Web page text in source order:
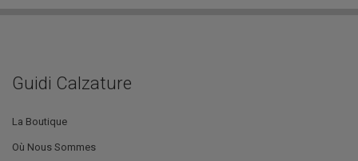
Guidi Calzature
La Boutique
Où Nous Sommes